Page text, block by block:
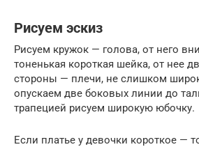
Рисуем эскиз
Рисуем кружок — голова, от него
тоненькая короткая шейка, от нее
стороны — плечи, не слишком
опускаем две боковых линии до
трапецией рисуем широкую юбочку.
Если платье у девочки короткое —